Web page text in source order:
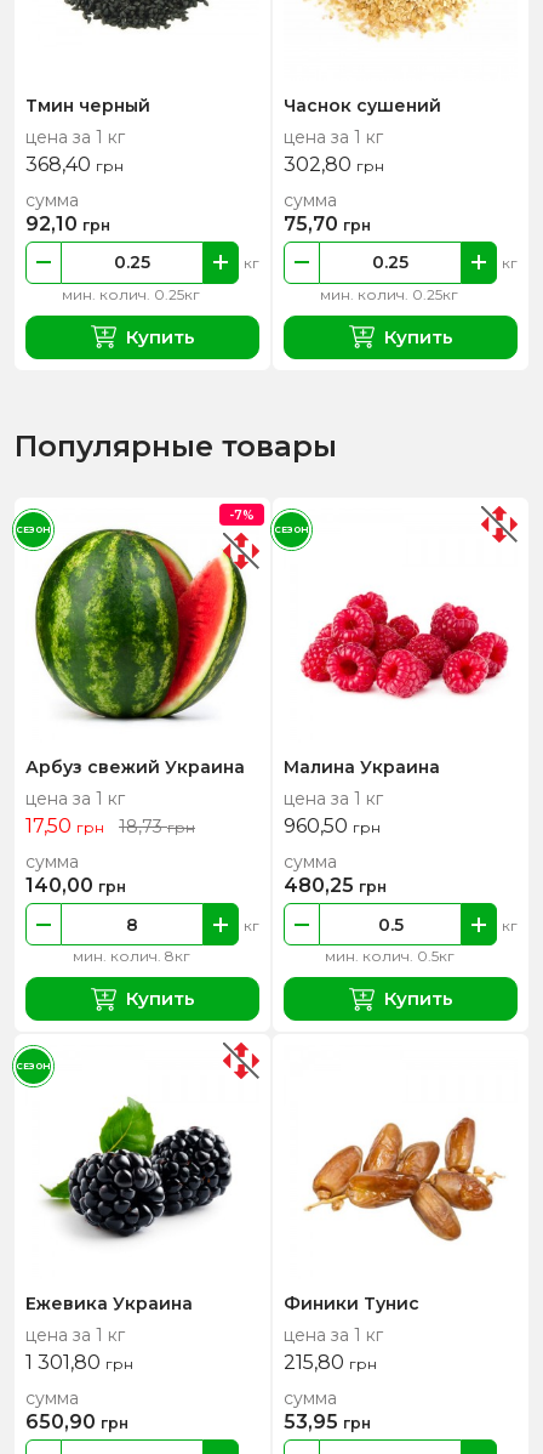
Тмин черный
цена за 1 кг
368,40 грн
мин. колич. 0.25кг
кг
сумма
92,10 грн
Купить
Часнок сушений
цена за 1 кг
302,80 грн
мин. колич. 0.25кг
кг
сумма
75,70 грн
Купить
Популярные товары
Арбуз свежий Украина
цена за 1 кг
17,50 грн 18,73грн
мин. колич. 8кг
кг
сумма
140,00 грн
Купить
-7%
СЕЗОН
Малина Украина
цена за 1 кг
960,50 грн
мин. колич. 0.5кг
кг
сумма
480,25 грн
Купить
СЕЗОН
Ежевика Украина
цена за 1 кг
1 301,80 грн
сумма
650,90 грн
СЕЗОН
Финики Тунис
цена за 1 кг
215,80 грн
сумма
53,95 грн